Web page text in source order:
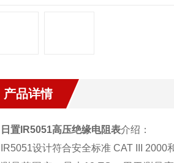
产品详情
日置IR5051高压绝缘电阻表介绍：
IR5051设计符合安全标准 CAT III